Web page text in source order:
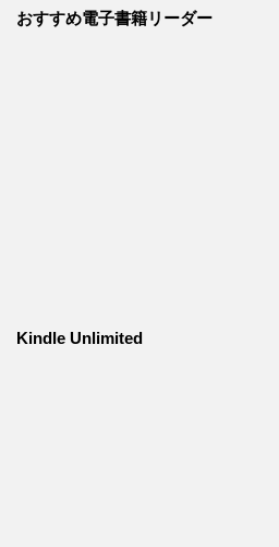
おすすめ電子書籍リーダー
Kindle Unlimited